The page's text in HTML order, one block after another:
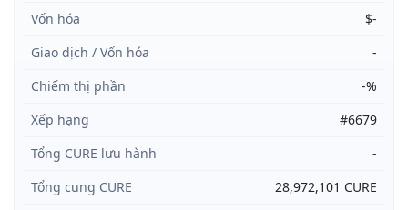
Vốn hóa
$-
Giao dịch / Vốn hóa
-
Chiếm thị phần
-%
Xếp hạng
#6679
Tổng CURE lưu hành
-
Tổng cung CURE
28,972,101 CURE